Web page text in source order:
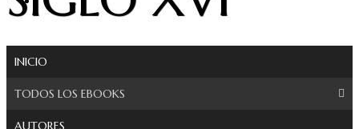
INICIO
TODOS LOS EBOOKS
AUTORES